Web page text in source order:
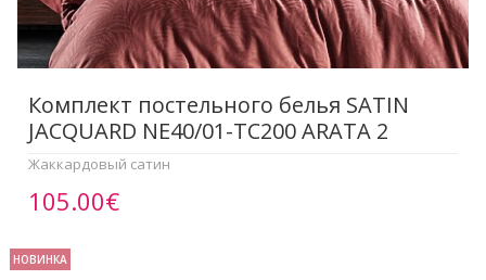
Комплект постельного белья SATIN
JACQUARD NE40/01-TC200 ARATA 2
Жаккардовый сатин
105.00€
НОВИНКА